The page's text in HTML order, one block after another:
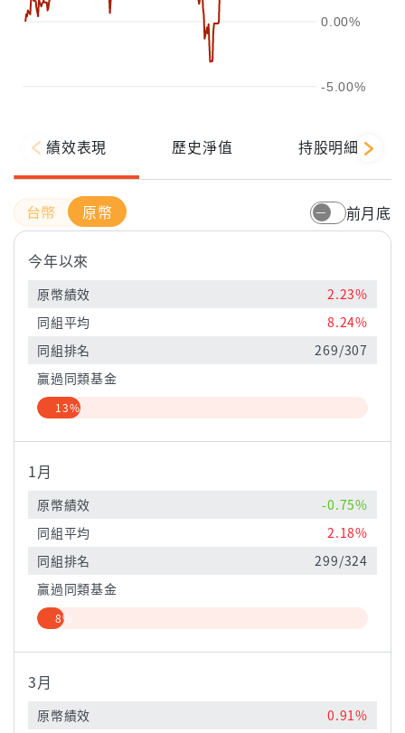
-5.00%
0.00%
績效表現 歷史淨值 持股明細
原幣 前月底
今年以來
原幣績效
2.23%
同組平均
8.24%
同組排名
269/307
贏過同類基金
13%
1月
原幣績效
-0.75%
同組平均
2.18%
同組排名
299/324
贏過同類基金
8%
3月
原幣績效
0.91%